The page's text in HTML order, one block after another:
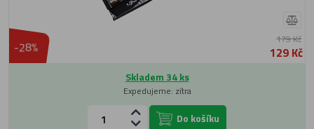
-28% 179 Kč
129 Kč
Skladem 34 ks
Expedujeme: zítra
Do košíku